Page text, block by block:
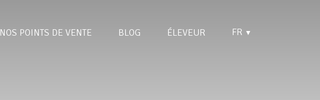
NOS POINTS DE VENTE BLOG ÉLEVEUR FR ▼